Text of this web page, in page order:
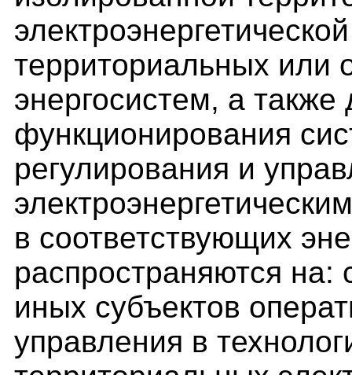
территориальных или
энергосистем, а также
функционирования
регулирования и
в соответствующих
распространяются на:
иных субъектов
управления в